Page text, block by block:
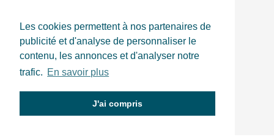
Les cookies permettent à nos partenaires de
publicité et d'analyse de personnaliser le
contenu, les annonces et d'analyser notre
trafic. En savoir plus
J'ai compris